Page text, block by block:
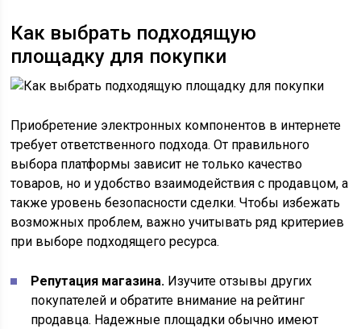
Как выбрать подходящую
площадку для покупки
Приобретение электронных компонентов в интернете
требует ответственного подхода. От правильного
выбора платформы зависит не только качество
товаров, но и удобство взаимодействия с продавцом, а
также уровень безопасности сделки. Чтобы избежать
возможных проблем, важно учитывать ряд критериев
при выборе подходящего ресурса.
Репутация магазина. Изучите отзывы других
покупателей и обратите внимание на рейтинг
продавца. Надежные площадки обычно имеют